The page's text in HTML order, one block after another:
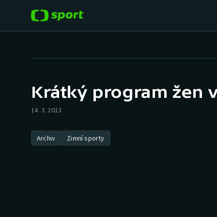
Hokej
Atletika
Baseball a softbal
Krátký program žen
14. 3. 2013
Archiv Zimní sporty